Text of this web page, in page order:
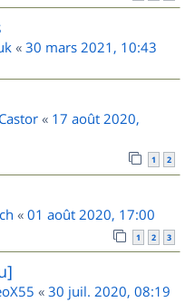
« 30 mars 2021, 10:43
« 17 août 2020,
1 2
« 01 août 2020, 17:00
1 2 3
« 30 juil. 2020, 08:19